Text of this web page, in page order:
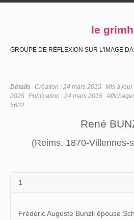
le grimh
GROUPE DE RÉFLEXION SUR L'IMAGE
Détails Création : 24 mars 2015 Mis à jour
2025 Publication : 24 mars 2015
5622
René
(Reims, 1870-Villennes-
1
Frédéric Auguste Bunzli épouse